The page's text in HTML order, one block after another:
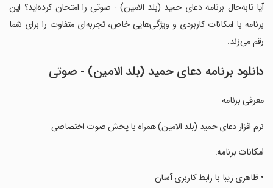
آیا تابه‌حال برنامه دعای حمید (بلد الامین) - صوتی را امتحان کرده‌اید؟ این
برنامه با امکانات کاربردی و ویژگی‌هایی خاص، تجربه‌ای متفاوت را برای شما
رقم می‌زند.
دانلود برنامه دعای حمید (بلد الامین) - صوتی
معرفی برنامه
‏نرم افزار دعای حمید (بلد الامین) همراه با پخش صوت اختصاصی
‏امکانات برنامه:
‏• ظاهری زیبا با رابط کاربری آسان